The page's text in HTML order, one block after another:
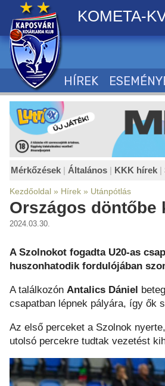
KOMETA-
HÍREK
Mérkőzések | Általános | KKK hírek |
Kezdőoldal » Hírek » Utánpótlás
Országos döntőbe
2024.03.30.
A Szolnokot fogadta U20-as
huszonhatodik fordulójában
A találkozón Antalics Dániel
csapatban lépnek pályára, így ők
Az első perceket a Szolnok
utolsó percekre tudtak vezetést